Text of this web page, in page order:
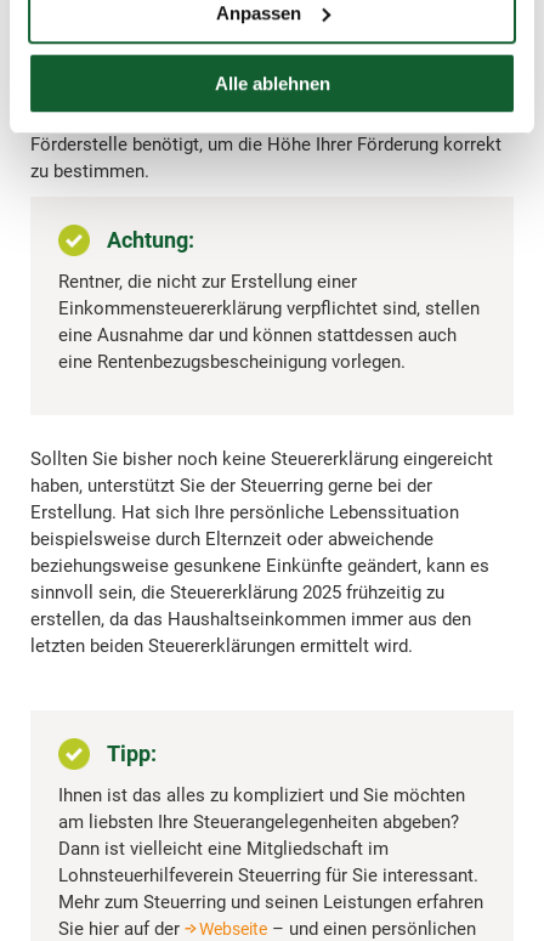
Anpassen
Alle ablehnen
Antrag ab Mai 2026 wären die Bescheide der Jahre 2024
und 2023 einzureichen.
ist dabei entscheidend: Sie liefert den
offiziellen Nachweis Ihres Einkommens, den die
Förderstelle benötigt, um die Höhe Ihrer Förderung korrekt
zu bestimmen.
Achtung:
Rentner, die nicht zur Erstellung einer
Einkommensteuererklärung verpflichtet sind, stellen
eine Ausnahme dar und können stattdessen auch
eine Rentenbezugsbescheinigung vorlegen.
Sollten Sie bisher noch keine Steuererklärung eingereicht
haben, unterstützt Sie der Steuerring gerne bei der
Erstellung. Hat sich Ihre persönliche Lebenssituation
beispielsweise durch Elternzeit oder abweichende
beziehungsweise gesunkene Einkünfte geändert, kann es
sinnvoll sein, die Steuererklärung 2025 frühzeitig zu
erstellen, da das Haushaltseinkommen immer aus den
letzten beiden Steuererklärungen ermittelt wird.
Tipp:
Ihnen ist das alles zu kompliziert und Sie möchten
am liebsten Ihre Steuerangelegenheiten abgeben?
Dann ist vielleicht eine Mitgliedschaft im
Lohnsteuerhilfeverein Steuerring für Sie interessant.
Mehr zum Steuerring und seinen Leistungen erfahren
Sie hier auf der
Webseite – und einen persönlichen